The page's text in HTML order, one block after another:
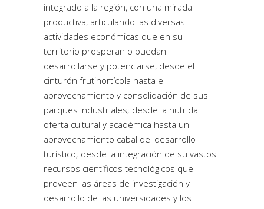
integrado a la región, con una mirada
productiva, articulando las diversas
actividades económicas que en su
territorio prosperan o puedan
desarrollarse y potenciarse, desde el
cinturón frutihortícola hasta el
aprovechamiento y consolidación de sus
parques industriales; desde la nutrida
oferta cultural y académica hasta un
aprovechamiento cabal del desarrollo
turístico; desde la integración de su vastos
recursos científicos tecnológicos que
proveen las áreas de investigación y
desarrollo de las universidades y los